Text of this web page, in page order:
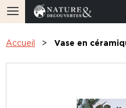
Accueil Vase en